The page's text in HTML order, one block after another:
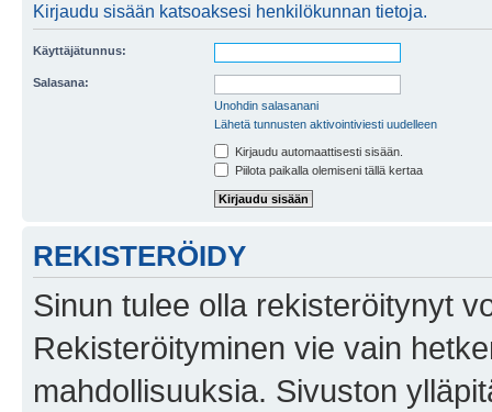
Kirjaudu sisään katsoaksesi henkilökunnan tietoja.
Käyttäjätunnus:
Salasana:
Unohdin salasanani
Lähetä tunnusten aktivointiviesti uudelleen
Kirjaudu automaattisesti sisään.
Piilota paikalla olemiseni tällä kertaa
REKISTERÖIDY
Sinun tulee olla rekisteröitynyt
Rekisteröityminen vie vain
mahdollisuuksia. Sivuston